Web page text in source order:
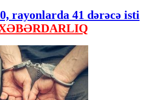
rayonlarda 41 dərəcə isti